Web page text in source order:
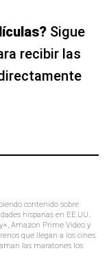
Sigue
recibir las
contenido sobre
hispanas en EE.UU..
Amazon Prime Video y
que llegan a los cines.
las maratones los